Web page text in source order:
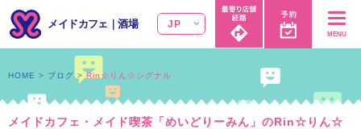
メイドカフェ ｜酒場 JP
MENU
メイドカフェ・メイド喫茶「めいどりーみん」のRin☆りん☆
HOME ブログ Rin☆りん☆シグナル